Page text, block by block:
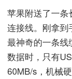
苹果附送了一条
连接线。刚拿到
最神奇的一条
数据时，只有
60MB/s，机械